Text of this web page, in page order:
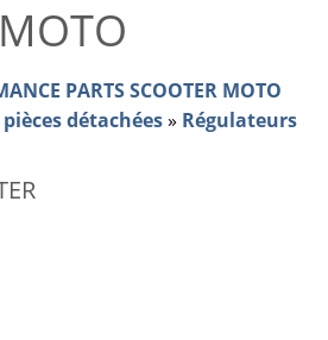
PARTS SCOOTER MOTO
pièces détachées» Régulateurs